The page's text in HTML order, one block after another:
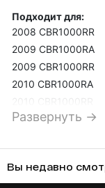
Подходит для:
2008 CBR1000RR
2009 CBR1000RA
2009 CBR1000RR
2010 CBR1000RA
2011 CBR1000RA
2012 CBR1000RR
Развернуть →
Вы недавно